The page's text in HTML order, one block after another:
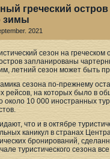
греческий
зимы
2021
сезон на
запланированы
летний сезон может быть
сезона по-прежнему
рейсов, на которых было в
около 10 000 иностранных
что и в октябре
каникул в странах
бронирований,
туристического сезона